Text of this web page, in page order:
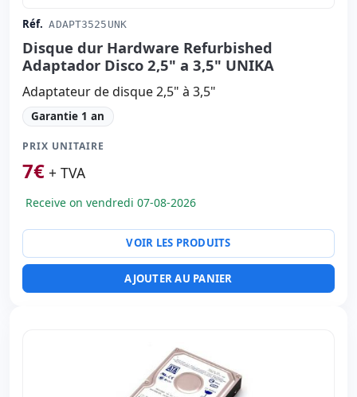
Réf. ADAPT3525UNK
Disque dur Hardware Refurbished
Adaptador Disco 2,5" a 3,5" UNIKA
Adaptateur de disque 2,5" à 3,5"
Garantie 1 an
PRIX UNITAIRE
7€ + TVA
Receive on vendredi 07-08-2026
VOIR LES PRODUITS
AJOUTER AU PANIER